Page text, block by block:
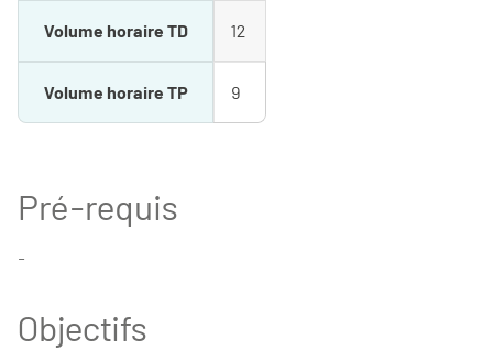
Volume horaire TD 12
Volume horaire TP 9
Pré-requis
-
Objectifs